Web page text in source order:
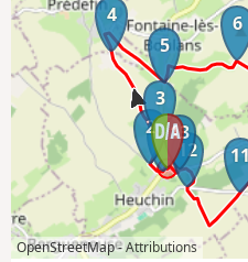
1
2
3
4
5
6
11
12
13
OpenStreetMap -Attributions